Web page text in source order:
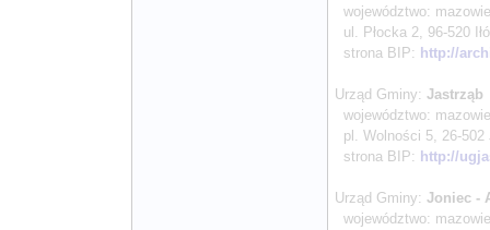
województwo:
ul. Płocka 2, 96-520
strona BIP: http://
Urząd Gminy: Jastrząb
województwo:
pl. Wolności 5, 26-
strona BIP: http://
Urząd Gminy: Joniec -
województwo: